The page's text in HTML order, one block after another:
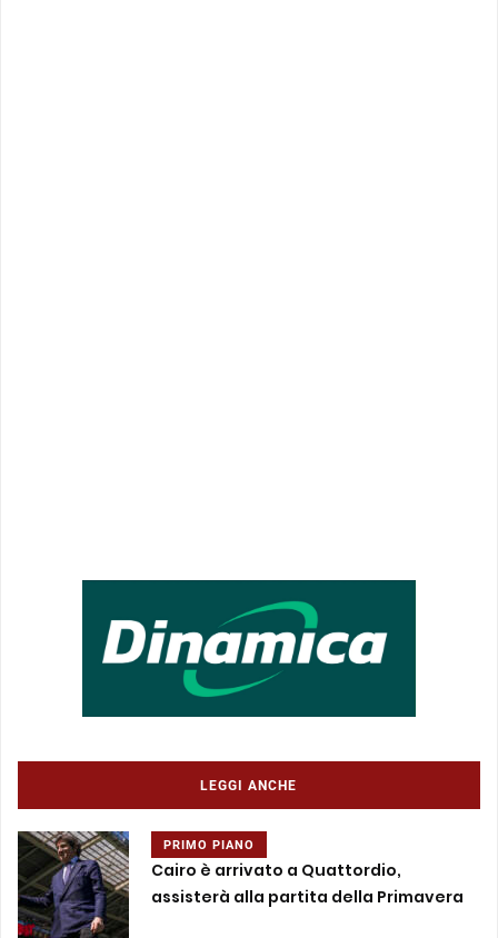
LEGGI ANCHE
PRIMO PIANO
Cairo è arrivato a Quattordio,
assisterà alla partita della Primavera